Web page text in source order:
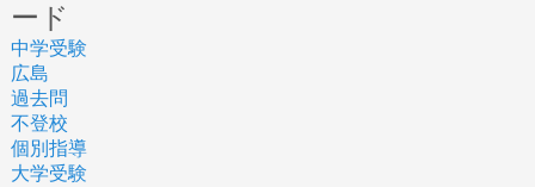
ード
中学受験
広島
過去問
不登校
個別指導
大学受験